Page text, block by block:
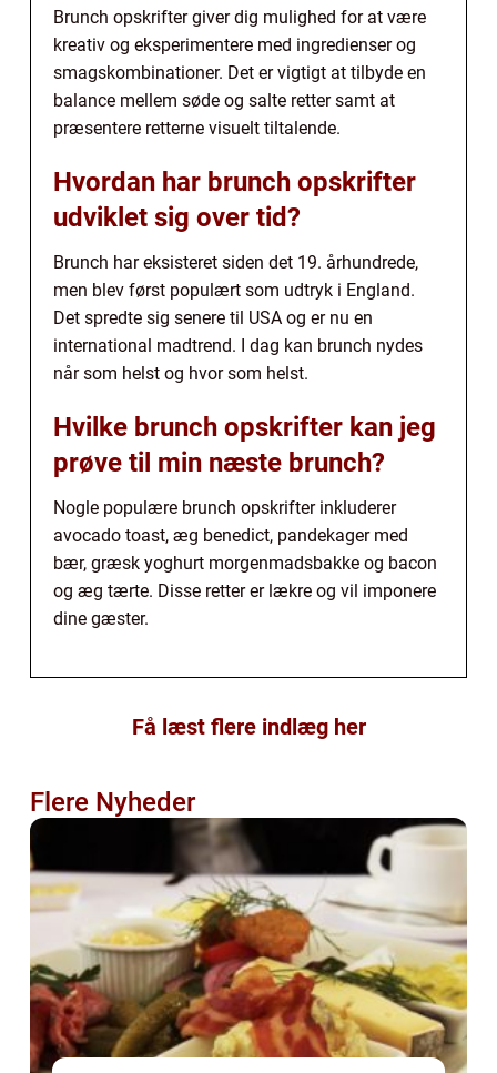
Brunch opskrifter giver dig mulighed for at være
kreativ og eksperimentere med ingredienser og
smagskombinationer. Det er vigtigt at tilbyde en
balance mellem søde og salte retter samt at
præsentere retterne visuelt tiltalende.
Hvordan har brunch opskrifter
udviklet sig over tid?
Brunch har eksisteret siden det 19. århundrede,
men blev først populært som udtryk i England.
Det spredte sig senere til USA og er nu en
international madtrend. I dag kan brunch nydes
når som helst og hvor som helst.
Hvilke brunch opskrifter kan jeg
prøve til min næste brunch?
Nogle populære brunch opskrifter inkluderer
avocado toast, æg benedict, pandekager med
bær, græsk yoghurt morgenmadsbakke og bacon
og æg tærte. Disse retter er lækre og vil imponere
dine gæster.
Få læst flere indlæg her
Flere Nyheder